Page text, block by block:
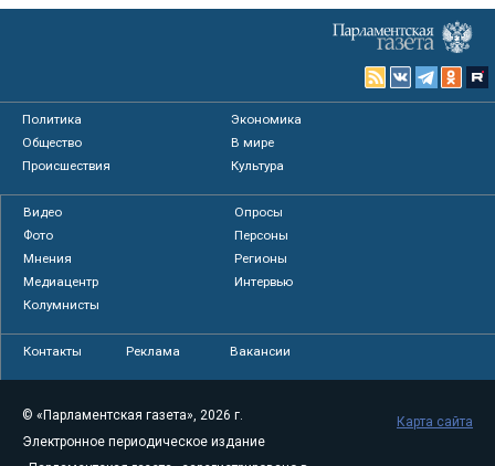
Политика
Экономика
Общество
В мире
Происшествия
Культура
Видео
Опросы
Фото
Персоны
Мнения
Регионы
Медиацентр
Интервью
Колумнисты
Контакты Реклама Вакансии
© «Парламентская газета», 2026 г.
Электронное периодическое издание
Карта сайта